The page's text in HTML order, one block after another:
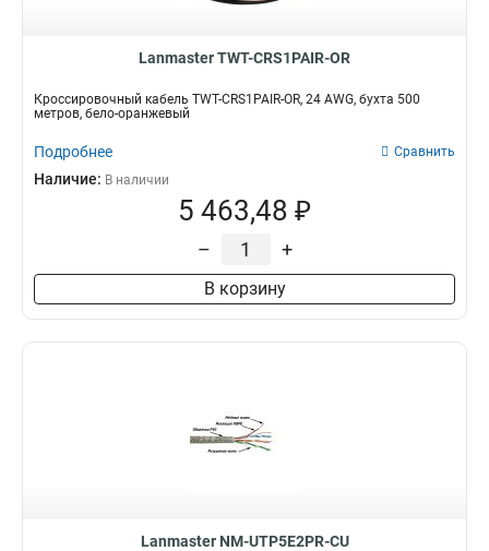
Lanmaster TWT-CRS1PAIR-OR
Кроссировочный кабель TWT-CRS1PAIR-OR, 24 AWG, бухта 500
метров, бело-оранжевый
Подробнее Сравнить
Наличие: В наличии
5 463,48 ₽
– +
В корзину
Lanmaster NM-UTP5E2PR-CU